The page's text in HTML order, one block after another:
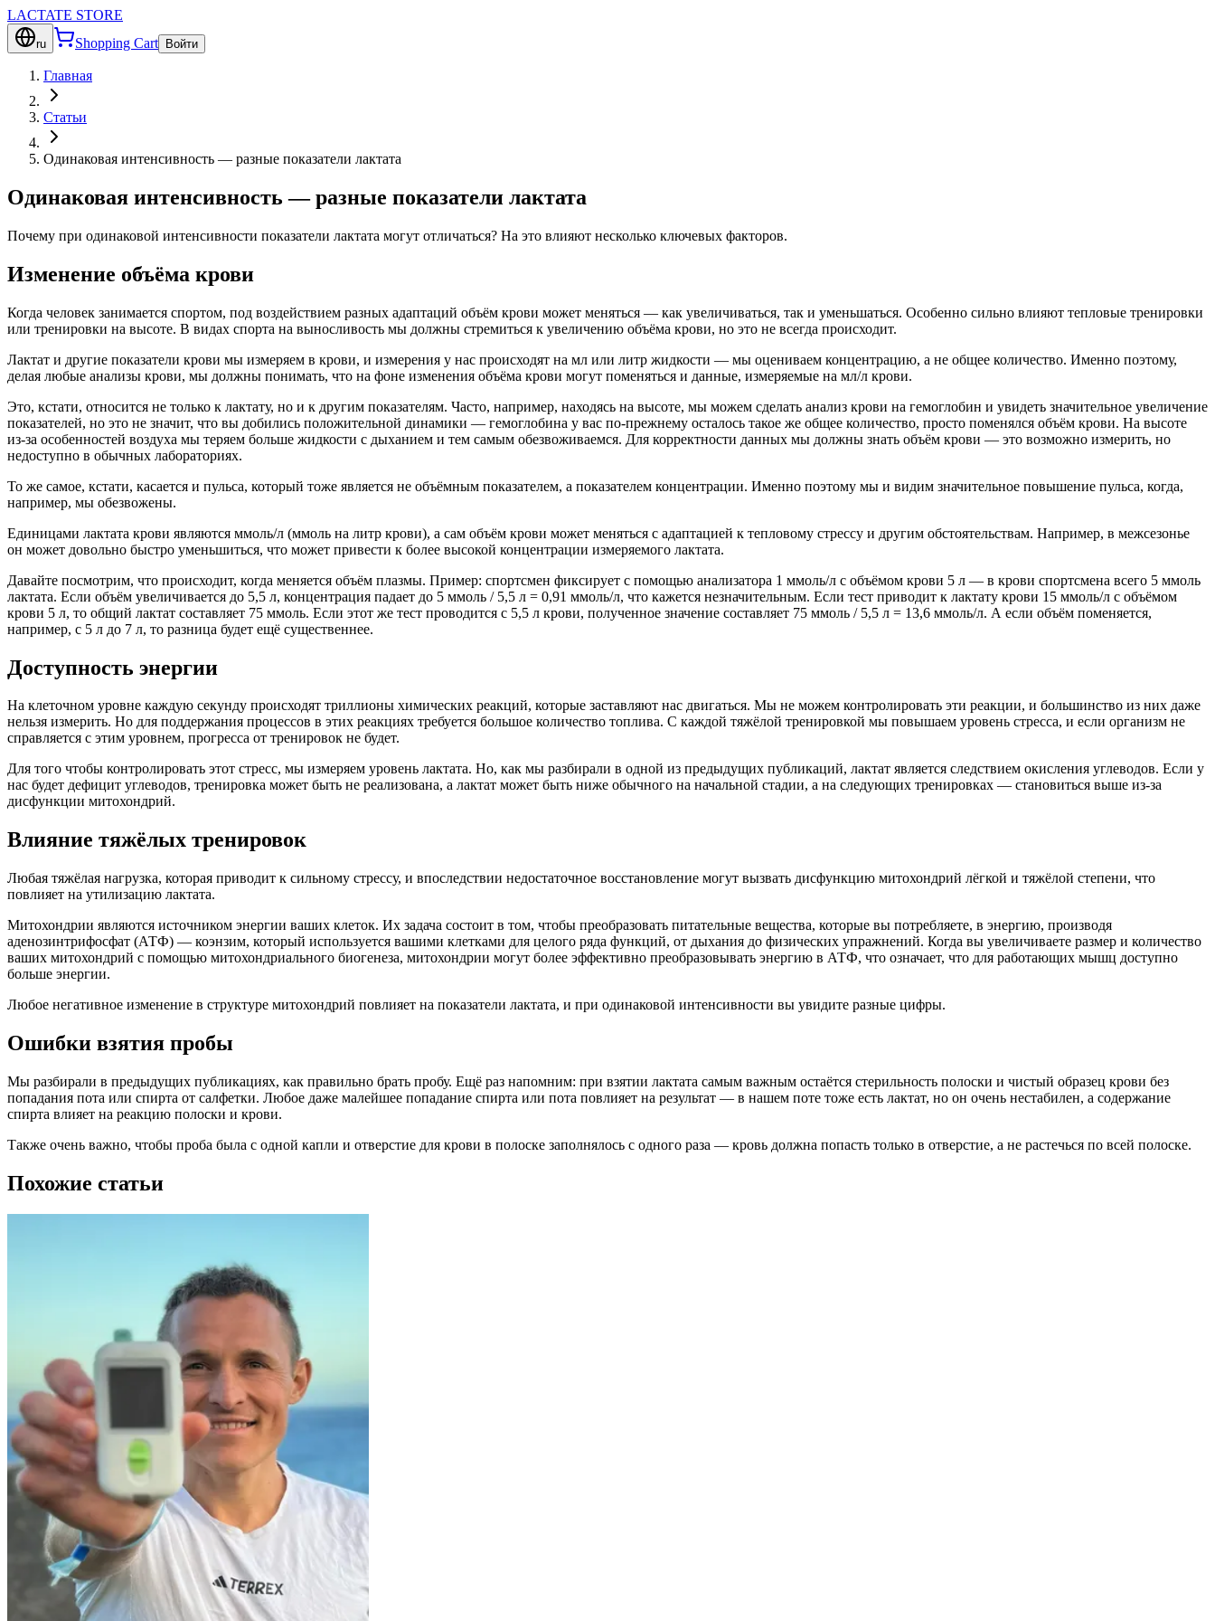
LACTATE STORE
ru Shopping Cart Войти
Главная
Статьи
Одинаковая интенсивность — разные показатели лактата
Одинаковая интенсивность — разные показатели лактата
Почему при одинаковой интенсивности показатели лактата могут отличаться? На это влияют несколько ключевых факторов.
Изменение объёма крови
Когда человек занимается спортом, под воздействием разных адаптаций объём крови может меняться — как увеличиваться, так и уменьшаться. Особенно сильно влияют тепловые тренировки
или тренировки на высоте. В видах спорта на выносливость мы должны стремиться к увеличению объёма крови, но это не всегда происходит.
Лактат и другие показатели крови мы измеряем в крови, и измерения у нас происходят на мл или литр жидкости — мы оцениваем концентрацию, а не общее количество. Именно поэтому,
делая любые анализы крови, мы должны понимать, что на фоне изменения объёма крови могут поменяться и данные, измеряемые на мл/л крови.
Это, кстати, относится не только к лактату, но и к другим показателям. Часто, например, находясь на высоте, мы можем сделать анализ крови на гемоглобин и увидеть значительное увеличение
показателей, но это не значит, что вы добились положительной динамики — гемоглобина у вас по-прежнему осталось такое же общее количество, просто поменялся объём крови. На высоте
из-за особенностей воздуха мы теряем больше жидкости с дыханием и тем самым обезвоживаемся. Для корректности данных мы должны знать объём крови — это возможно измерить, но
недоступно в обычных лабораториях.
То же самое, кстати, касается и пульса, который тоже является не объёмным показателем, а показателем концентрации. Именно поэтому мы и видим значительное повышение пульса, когда,
например, мы обезвожены.
Единицами лактата крови являются ммоль/л (ммоль на литр крови), а сам объём крови может меняться с адаптацией к тепловому стрессу и другим обстоятельствам. Например, в межсезонье
он может довольно быстро уменьшиться, что может привести к более высокой концентрации измеряемого лактата.
Давайте посмотрим, что происходит, когда меняется объём плазмы. Пример: спортсмен фиксирует с помощью анализатора 1 ммоль/л с объёмом крови 5 л — в крови спортсмена всего 5 ммоль
лактата. Если объём увеличивается до 5,5 л, концентрация падает до 5 ммоль / 5,5 л = 0,91 ммоль/л, что кажется незначительным. Если тест приводит к лактату крови 15 ммоль/л с объёмом
крови 5 л, то общий лактат составляет 75 ммоль. Если этот же тест проводится с 5,5 л крови, полученное значение составляет 75 ммоль / 5,5 л = 13,6 ммоль/л. А если объём поменяется,
например, с 5 л до 7 л, то разница будет ещё существеннее.
Доступность энергии
На клеточном уровне каждую секунду происходят триллионы химических реакций, которые заставляют нас двигаться. Мы не можем контролировать эти реакции, и большинство из них даже
нельзя измерить. Но для поддержания процессов в этих реакциях требуется большое количество топлива. С каждой тяжёлой тренировкой мы повышаем уровень стресса, и если организм не
справляется с этим уровнем, прогресса от тренировок не будет.
Для того чтобы контролировать этот стресс, мы измеряем уровень лактата. Но, как мы разбирали в одной из предыдущих публикаций, лактат является следствием окисления углеводов. Если у
нас будет дефицит углеводов, тренировка может быть не реализована, а лактат может быть ниже обычного на начальной стадии, а на следующих тренировках — становиться выше из-за
дисфункции митохондрий.
Влияние тяжёлых тренировок
Любая тяжёлая нагрузка, которая приводит к сильному стрессу, и впоследствии недостаточное восстановление могут вызвать дисфункцию митохондрий лёгкой и тяжёлой степени, что
повлияет на утилизацию лактата.
Митохондрии являются источником энергии ваших клеток. Их задача состоит в том, чтобы преобразовать питательные вещества, которые вы потребляете, в энергию, производя
аденозинтрифосфат (АТФ) — коэнзим, который используется вашими клетками для целого ряда функций, от дыхания до физических упражнений. Когда вы увеличиваете размер и количество
ваших митохондрий с помощью митохондриального биогенеза, митохондрии могут более эффективно преобразовывать энергию в АТФ, что означает, что для работающих мышц доступно
больше энергии.
Любое негативное изменение в структуре митохондрий повлияет на показатели лактата, и при одинаковой интенсивности вы увидите разные цифры.
Ошибки взятия пробы
Мы разбирали в предыдущих публикациях, как правильно брать пробу. Ещё раз напомним: при взятии лактата самым важным остаётся стерильность полоски и чистый образец крови без
попадания пота или спирта от салфетки. Любое даже малейшее попадание спирта или пота повлияет на результат — в нашем поте тоже есть лактат, но он очень нестабилен, а содержание
спирта влияет на реакцию полоски и крови.
Также очень важно, чтобы проба была с одной капли и отверстие для крови в полоске заполнялось с одного раза — кровь должна попасть только в отверстие, а не растечься по всей полоске.
Похожие статьи